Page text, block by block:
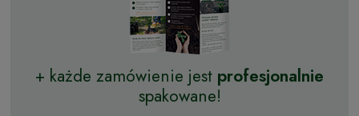
+ każde zamówienie jest profesjonalnie
spakowane!